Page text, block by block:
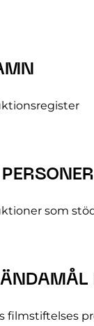
som
filmstiftelses